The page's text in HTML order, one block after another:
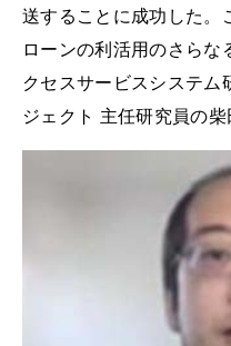
送することに成功した。
ローンの利活用のさら
クセスサービスシステム
ジェクト 主任研究員の柴